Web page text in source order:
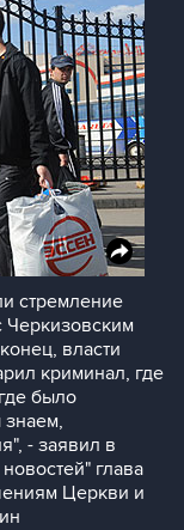
стремление
Черкизовским
власти
криминал, где
было
знаем,
- заявил в
глава
Церкви и